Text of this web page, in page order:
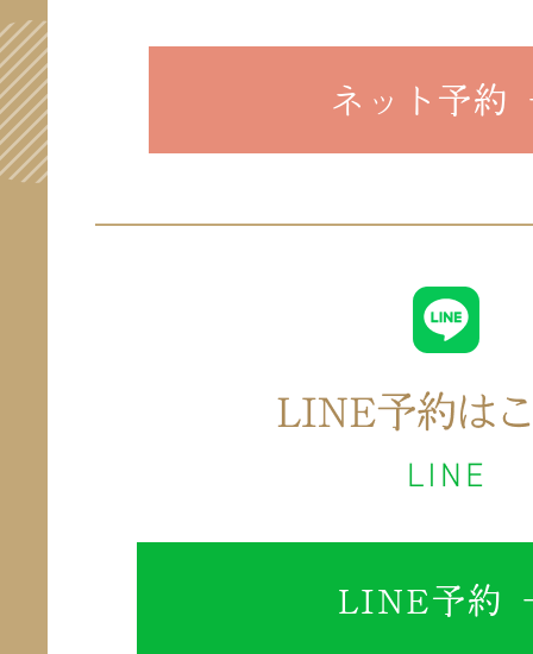
ネット予
LINE予約